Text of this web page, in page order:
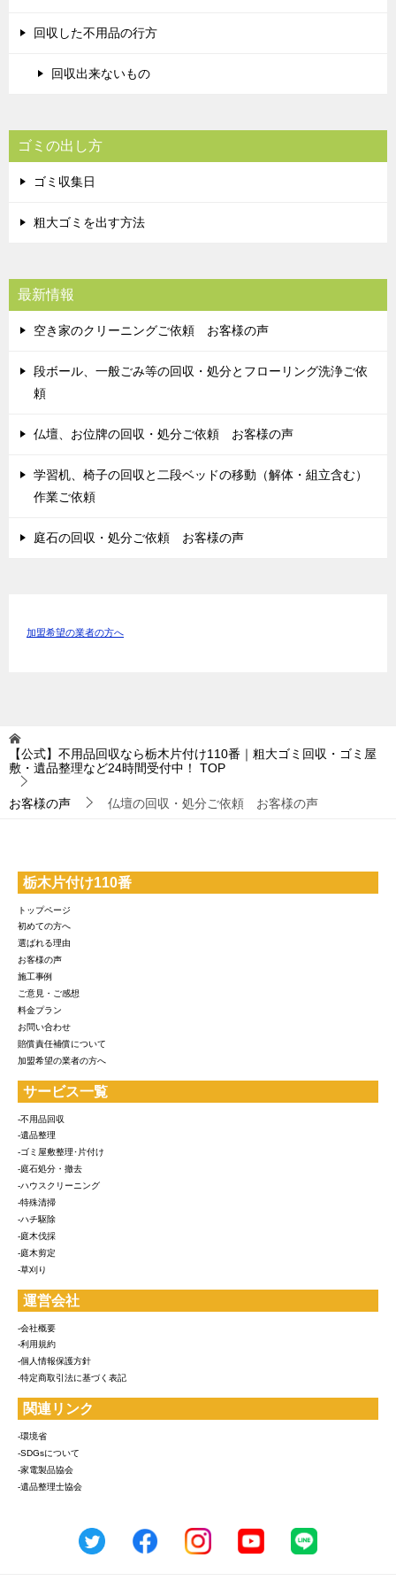
回収した不用品の行方
回収出来ないもの
ゴミの出し方
ゴミ収集日
粗大ゴミを出す方法
最新情報
空き家のクリーニングご依頼 お客様の声
段ボール、一般ごみ等の回収・処分とフローリング洗浄ご依
頼
仏壇、お位牌の回収・処分ご依頼 お客様の声
学習机、椅子の回収と二段ベッドの移動（解体・組立含む）
作業ご依頼
庭石の回収・処分ご依頼 お客様の声
加盟希望の業者の方へ
【公式】不用品回収なら栃木片付け110番｜粗大ゴミ回収・ゴミ屋
敷・遺品整理など24時間受付中！
TOP
お客様の声 仏壇の回収・処分ご依頼 お客様の声
栃木片付け110番
トップページ
初めての方へ
選ばれる理由
お客様の声
施工事例
ご意見・ご感想
料金プラン
お問い合わせ
賠償責任補償について
加盟希望の業者の方へ
サービス一覧
-不用品回収
-遺品整理
-ゴミ屋敷整理･片付け
-庭石処分・撤去
-ハウスクリーニング
-特殊清掃
-ハチ駆除
-庭木伐採
-庭木剪定
-草刈り
運営会社
-会社概要
-利用規約
-個人情報保護方針
-特定商取引法に基づく表記
関連リンク
-環境省
-SDGsについて
-家電製品協会
-遺品整理士協会